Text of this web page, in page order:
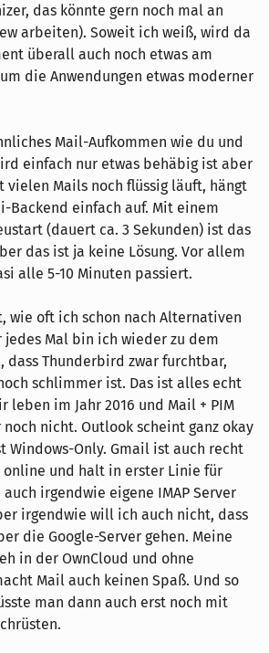
das könnte gern noch mal an
arbeiten). Soweit ich weiß, wird da
überall auch noch etwas am
die Anwendungen etwas moderner
Mail-Aufkommen wie du und
einfach nur etwas behäbig ist aber
vielen Mails noch flüssig läuft, hängt
Backend einfach auf. Mit einem
(dauert ca. 3 Sekunden) ist das
das ist ja keine Lösung. Vor allem
alle 5-10 Minuten passiert.
wie oft ich schon nach Alternativen
jedes Mal bin ich wieder zu dem
dass Thunderbird zwar furchtbar,
schlimmer ist. Das ist alles echt
leben im Jahr 2016 und Mail + PIM
nicht. Outlook scheint ganz okay
Windows-Only. Gmail ist auch recht
online und halt in erster Linie für
irgendwie eigene IMAP Server
irgendwie will ich auch nicht, dass
die Google-Server gehen. Meine
in der OwnCloud und ohne
Mail auch keinen Spaß. Und so
man dann auch erst noch mit